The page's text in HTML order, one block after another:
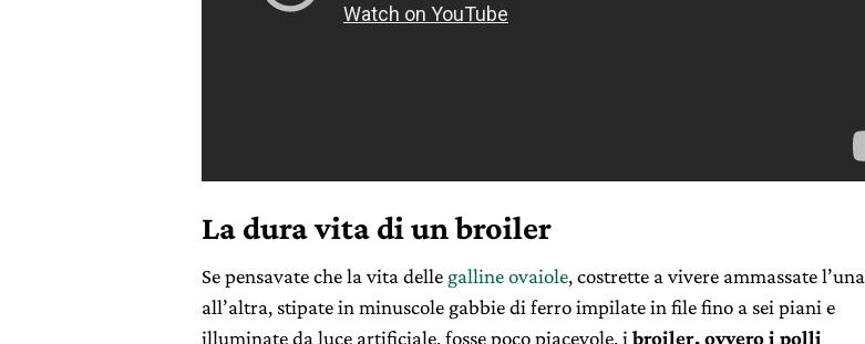
La dura vita di un broiler
Se pensavate che la vita delle galline ovaiole, costrette a vivere ammassate l’una
all’altra, stipate in minuscole gabbie di ferro impilate in file fino a sei piani e
illuminate da luce artificiale, fosse poco piacevole, ibroiler, ovvero i polli